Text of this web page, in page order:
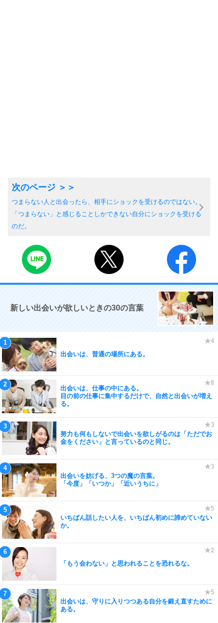
つまらない人と出会ったら、相手にショックを受けるのではない。
「つまらない」と感じることしかできない自分にショックを受ける
のだ。
新しい出会いが欲しいときの30の言葉
出会いは、普通の場所にある。
出会いは、仕事の中にある。
目の前の仕事に集中するだけで、自然と出会いが増え
る。
努力も何もしないで出会いを欲しがるのは「ただでお
金をください」と言っているのと同じ。
出会いを妨げる、3つの魔の言葉。
「今度」「いつか」「近いうちに」
いちばん話したい人を、いちばん初めに諦めていない
か。
「もう会わない」と思われることを恐れるな。
出会いは、守りに入りつつある自分を鍛え直すために
ある。